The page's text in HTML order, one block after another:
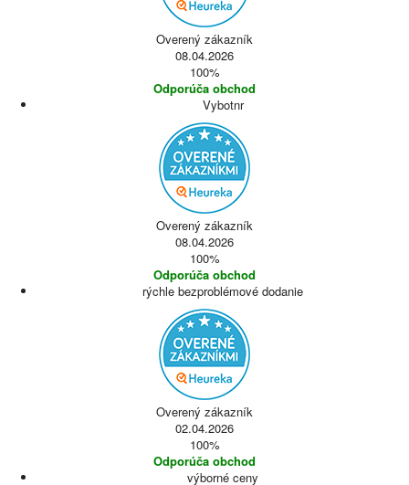
Overený zákazník
08.04.2026
100%
Odporúča obchod
Vybotnr
Overený zákazník
08.04.2026
100%
Odporúča obchod
rýchle bezproblémové dodanie
Overený zákazník
02.04.2026
100%
Odporúča obchod
výborné ceny